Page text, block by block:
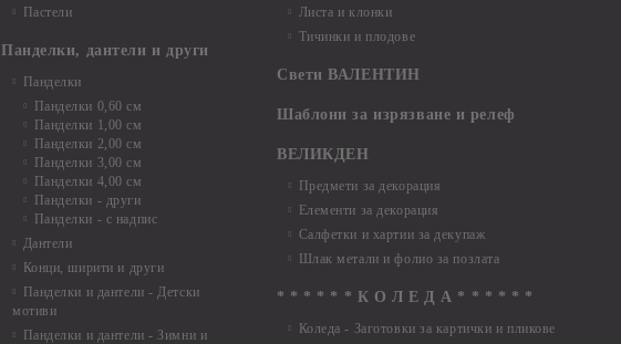
Пастели
Панделки, дантели и други
Панделки
Панделки 0,60 см
Панделки 1,00 см
Панделки 2,00 см
Панделки 3,00 см
Панделки 4,00 см
Панделки - други
Панделки - с надпис
Дантели
Конци, ширити и други
Панделки и дантели - Детски
мотиви
Панделки и дантели - Зимни и
Листа и клонки
Тичинки и плодове
Свети ВАЛЕНТИН
Шаблони за изрязване и релеф
ВЕЛИКДЕН
Предмети за декорация
Елементи за декорация
Салфетки и хартии за декупаж
Шлак метали и фолио за позлата
* * * * * * К О Л Е Д А * * * * * *
Коледа - Заготовки за картички и пликове